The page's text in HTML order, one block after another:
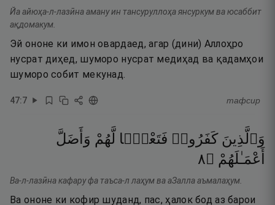
Йа айюҳа-л-лазӣна аману ин тансуруллоҳа янсуркум ва юсаббит
ақдомакум.
Эй ононе ки имон овардаед, агар (дини) Аллоҳро
нусрат диҳед, шуморо нусрат медиҳад ва қадамҳои
шуморо собит мекунад.
47:7 тафсир
وَٱلَّذِينَ كَفَرُوا۟ فَتَعْسًۭا لَّهُمْ وَأَضَلَّ
أَعْمَـٰلَهُمْ ۝٨
Ва-л-лазӣна кафару фа таъса-л лаҳум ва аЗалла аъмалаҳум.
Ва ононе ки кофир шуданд, пас, ҳалок бод аз барои